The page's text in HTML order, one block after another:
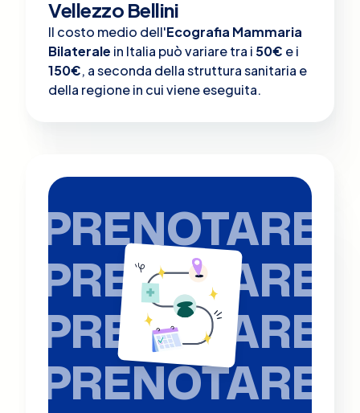
Vellezzo Bellini
Il costo medio dell'Ecografia Mammaria
Bilaterale in Italia può variare tra i 50€ e i
150€, a seconda della struttura sanitaria e
della regione in cui viene eseguita.
PRENOTARE
PRENOTARE
PRENOTARE
PRENOTARE